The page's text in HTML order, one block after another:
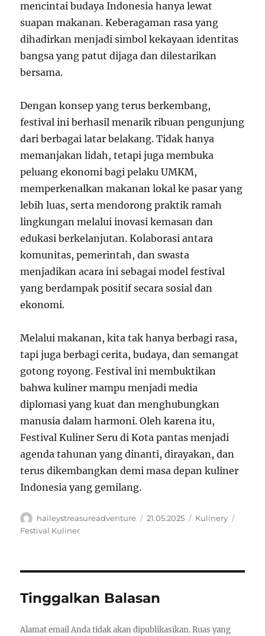
mencintai budaya Indonesia hanya lewat
suapan makanan. Keberagaman rasa yang
dihadirkan menjadi simbol kekayaan identitas
bangsa yang patut dijaga dan dilestarikan
bersama.
Dengan konsep yang terus berkembang,
festival ini berhasil menarik ribuan pengunjung
dari berbagai latar belakang. Tidak hanya
memanjakan lidah, tetapi juga membuka
peluang ekonomi bagi pelaku UMKM,
memperkenalkan makanan lokal ke pasar yang
lebih luas, serta mendorong praktik ramah
lingkungan melalui inovasi kemasan dan
edukasi berkelanjutan. Kolaborasi antara
komunitas, pemerintah, dan swasta
menjadikan acara ini sebagai model festival
yang berdampak positif secara sosial dan
ekonomi.
Melalui makanan, kita tak hanya berbagi rasa,
tapi juga berbagi cerita, budaya, dan semangat
gotong royong. Festival ini membuktikan
bahwa kuliner mampu menjadi media
diplomasi yang kuat dan menghubungkan
manusia dalam harmoni. Oleh karena itu,
Festival Kuliner Seru di Kota pantas menjadi
agenda tahunan yang dinanti, dirayakan, dan
terus dikembangkan demi masa depan kuliner
Indonesia yang gemilang.
Author
haileystreasureadventure
Posted
21.05.2025 Categories
Kulinery
Festival Kuliner
Tinggalkan Balasan
Alamat email Anda tidak akan dipublikasikan. Ruas yang